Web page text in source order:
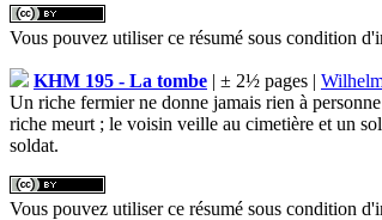
Vous pouvez utiliser ce résumé sous condition
KHM 195 - La tombe | ± 2½ pages |
Un riche fermier ne donne jamais rien à
riche meurt ; le voisin veille au cimetière et un
soldat.
Vous pouvez utiliser ce résumé sous condition